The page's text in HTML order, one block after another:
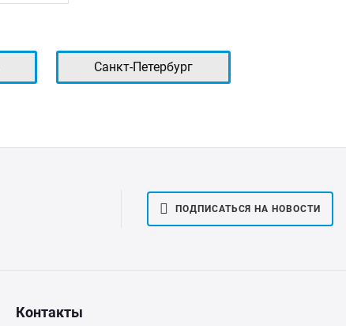
Санкт-Петербург
ПОДПИСАТЬСЯ НА НОВОСТИ
Контакты